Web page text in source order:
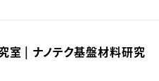
室 | ナノテク基盤材料研究